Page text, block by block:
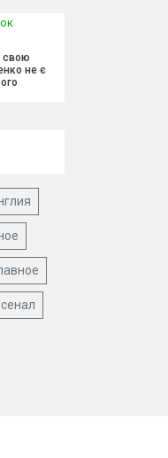
свою
не є